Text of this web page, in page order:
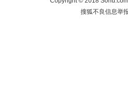
搜狐不良信息举